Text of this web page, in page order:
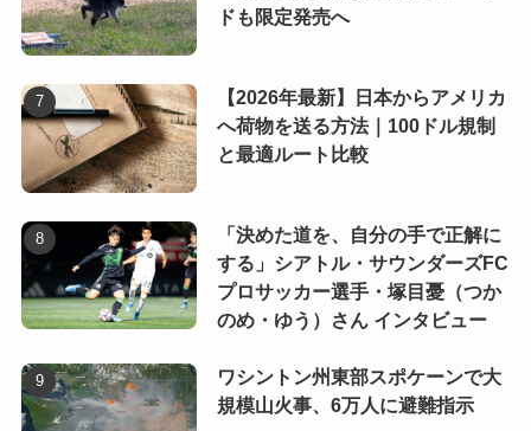
ドも限定発売へ
【2026年最新】日本からアメリカ
へ荷物を送る方法｜100ドル規制
と最適ルート比較
「決めた道を、自分の手で正解に
する」シアトル・サウンダーズFC
プロサッカー選手・塚目憂（つか
のめ・ゆう）さん インタビュー
ワシントン州東部スポケーンで大
規模山火事、6万人に避難指示